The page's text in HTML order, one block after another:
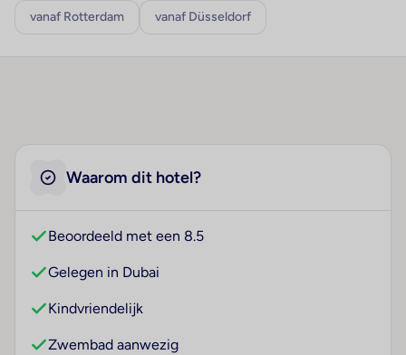
vanaf Rotterdam vanaf Düsseldorf
Waarom dit hotel?
Beoordeeld met een 8.5
Gelegen in Dubai
Kindvriendelijk
Zwembad aanwezig